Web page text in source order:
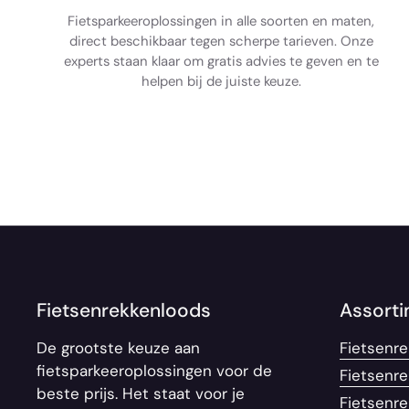
Fietsparkeeroplossingen in alle soorten en maten,
direct beschikbaar tegen scherpe tarieven. Onze
experts staan klaar om gratis advies te geven en te
helpen bij de juiste keuze.
Fietsenrekkenloods
De grootste keuze aan
fietsparkeeroplossingen voor de
beste prijs. Het staat voor je